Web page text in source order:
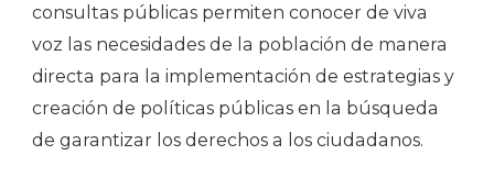
consultas públicas permiten conocer de viva
voz las necesidades de la población de manera
directa para la implementación de estrategias y
creación de políticas públicas en la búsqueda
de garantizar los derechos a los ciudadanos.